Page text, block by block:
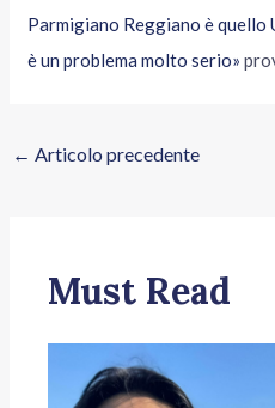
Parmigiano Reggiano è quello
è un problema molto serio»
← Articolo precedente
Must Read